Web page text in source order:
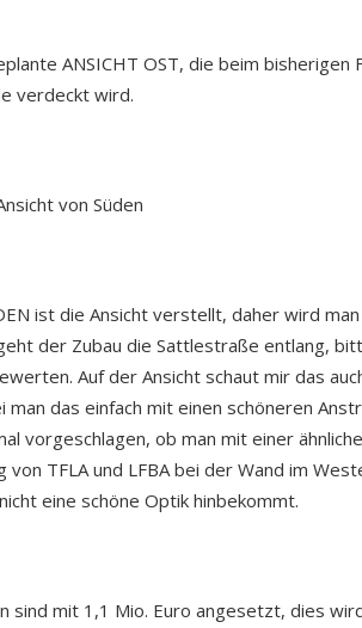
ANSICHT OST, die beim
verdeckt wird.
von Süden
ist die Ansicht verstellt, daher wird
der Zubau die Sattlestraße entlang,
Auf der Ansicht schaut mir das
man das einfach mit einen schöneren
vorgeschlagen, ob man mit einer
von TFLA und LFBA bei der Wand im
eine schöne Optik hinbekommt.
sind mit 1,1 Mio. Euro angesetzt, dies